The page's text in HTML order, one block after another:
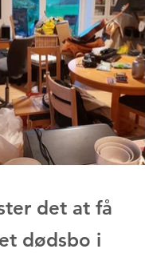
det at få
dødsbo i